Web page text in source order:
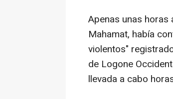
Apenas unas horas
Mahamat, había
violentos"
de Logone
llevada a cabo